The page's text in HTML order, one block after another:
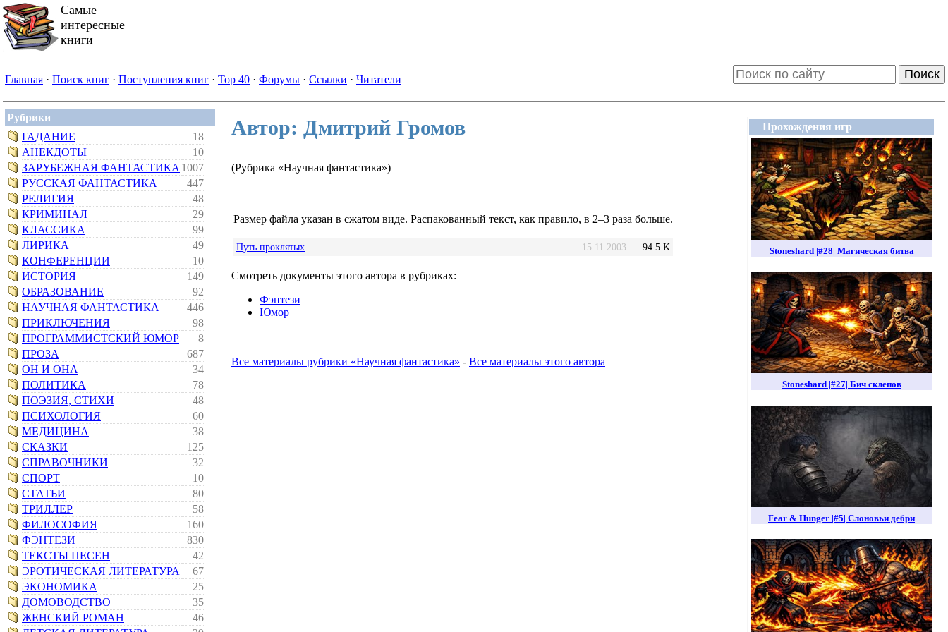
Самые
интересные
книги
Главная · Поиск книг · Поступления книг · Top 40 · Форумы · Ссылки · Читатели Поиск
Рубрики
ГАДАНИЕ
18
АНЕКДОТЫ
10
ЗАРУБЕЖНАЯ ФАНТАСТИКА 1007
РУССКАЯ ФАНТАСТИКА
447
РЕЛИГИЯ
48
КРИМИНАЛ
29
КЛАССИКА
99
ЛИРИКА
49
КОНФЕРЕНЦИИ
10
ИСТОРИЯ
149
ОБРАЗОВАНИЕ
92
НАУЧНАЯ ФАНТАСТИКА
446
ПРИКЛЮЧЕНИЯ
98
ПРОГРАММИСТСКИЙ ЮМОР
8
ПРОЗА
687
ОН И ОНА
34
ПОЛИТИКА
78
ПОЭЗИЯ, СТИХИ
48
ПСИХОЛОГИЯ
60
МЕДИЦИНА
38
СКАЗКИ
125
СПРАВОЧНИКИ
32
СПОРТ
10
СТАТЬИ
80
ТРИЛЛЕР
58
ФИЛОСОФИЯ
160
ФЭНТЕЗИ
830
ТЕКСТЫ ПЕСЕН
42
ЭРОТИЧЕСКАЯ ЛИТЕРАТУРА
67
ЭКОНОМИКА
25
ДОМОВОДСТВО
35
ЖЕНСКИЙ РОМАН
46
Прохождения игр
Stoneshard |#28| Магическая битва
Stoneshard |#27| Бич склепов
Fear & Hunger |#5| Слоновьи дебри
Автор: Дмитрий Громов
(Рубрика «Научная фантастика»)
Размер файла указан в сжатом виде. Распакованный текст, как правило, в 2–3 раза больше.
Путь проклятых 15.11.2003 94.5 K
Смотреть документы этого автора в рубриках:
Фэнтези
Юмор
Все материалы рубрики «Научная фантастика» - Все материалы этого автора